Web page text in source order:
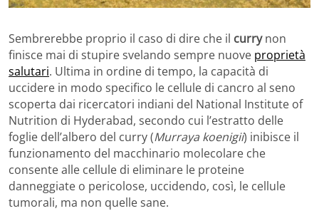
Sembrerebbe proprio il caso di dire che il currynon
finisce mai di stupire svelando sempre nuove proprietà
salutari. Ultima in ordine di tempo, la capacità di
uccidere in modo specifico le cellule di cancro al seno
scoperta dai ricercatori indiani del National Institute of
Nutrition di Hyderabad, secondo cui l’estratto delle
foglie dell’albero del curry (Murraya koenigii) inibisce il
funzionamento del macchinario molecolare che
consente alle cellule di eliminare le proteine
danneggiate o pericolose, uccidendo, così, le cellule
tumorali, ma non quelle sane.